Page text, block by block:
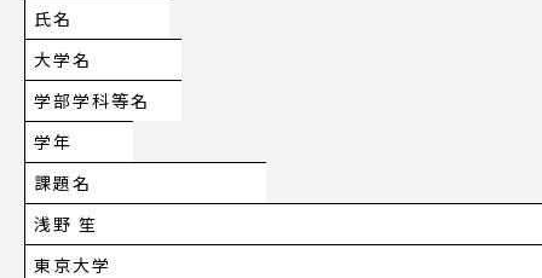
氏名
大学名
学部学科等名
学年
課題名
浅野 笙
東京大学